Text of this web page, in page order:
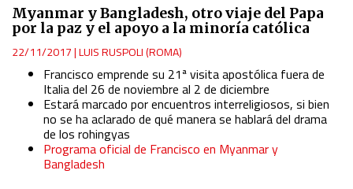
Myanmar y Bangladesh, otro viaje del Papa
por la paz y el apoyo a la minoría católica
22/11/2017|LUIS RUSPOLI (ROMA)
Francisco emprende su 21ª visita apostólica fuera de
Italia del 26 de noviembre al 2 de diciembre
Estará marcado por encuentros interreligiosos, si bien
no se ha aclarado de qué manera se hablará del drama
de los rohingyas
Programa oficial de Francisco en Myanmar y
Bangladesh